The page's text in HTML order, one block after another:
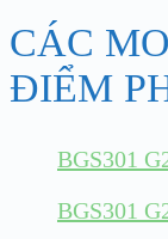
CÁC
ĐIỂM
BGS301
BGS301